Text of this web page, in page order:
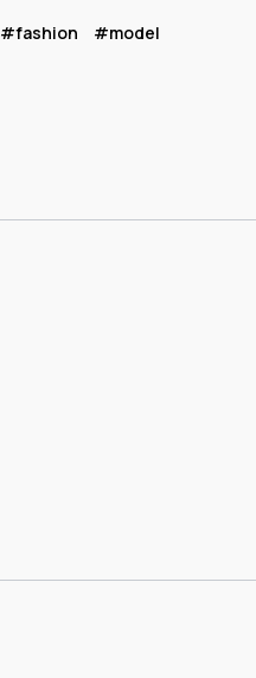
#fashion #model